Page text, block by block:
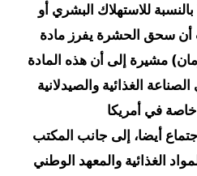
للاستهلاك البشري أو
أن سحق الحشرة يفرز مادة
مشيرة إلى أن هذه المادة
الغذائية والصيدلانية
خاصة في أمريكا
أيضا، إلى جانب المكتب
الغذائية والمعهد الوطني